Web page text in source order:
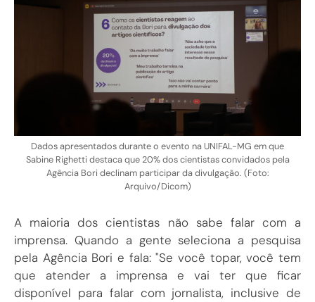
Dados apresentados durante o evento na UNIFAL-MG em que
Sabine Righetti destaca que 20% dos cientistas convidados pela
Agência Bori declinam participar da divulgação. (Foto:
Arquivo/Dicom)
A maioria dos cientistas não sabe falar com a
imprensa. Quando a gente seleciona a pesquisa
pela Agência Bori e fala: "Se você topar, você tem
que atender a imprensa e vai ter que ficar
disponível para falar com jornalista, inclusive de